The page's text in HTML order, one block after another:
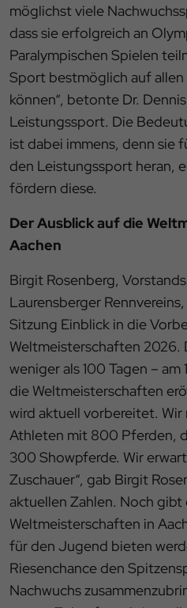
möglichst viele
dass sie erfolgreich an
Paralympischen Spielen
Sport bestmöglich auf
können“, betonte Dr.
Leistungssport. Die
ist dabei immens, denn sie
den Leistungssport heran,
fördern diese.
Der Ausblick auf die
Aachen
Birgit Rosenberg,
Laurensberger
Sitzung Einblick in die
Weltmeisterschaften
weniger als 100 Tagen – am
die Weltmeisterschaften
wird aktuell vorbereitet.
Athleten mit 800 Pferden,
300 Showpferde. Wir
Zuschauer“, gab Birgit
aktuellen Zahlen. Noch gibt
Weltmeisterschaften in
für den Jugend bieten
Riesenchance den
Nachwuchs